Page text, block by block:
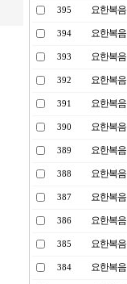
395 요한복음
394 요한복음
393 요한복음
392 요한복음
391 요한복음
390 요한복음
389 요한복음
388 요한복음
387 요한복음
386 요한복음
385 요한복음
384 요한복음